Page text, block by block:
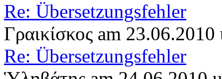
Re: Übersetzungsfehler
Γραικίσκος am
Re: Übersetzungsfehler